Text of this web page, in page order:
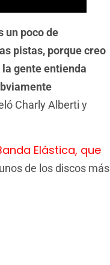
un poco de
pistas, porque creo
gente entienda
Charly Alberti y
Elástica, que
de los discos más